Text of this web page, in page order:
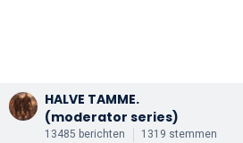
HALVE TAMME.
(moderator series)
13485 berichten 1319 stemmen